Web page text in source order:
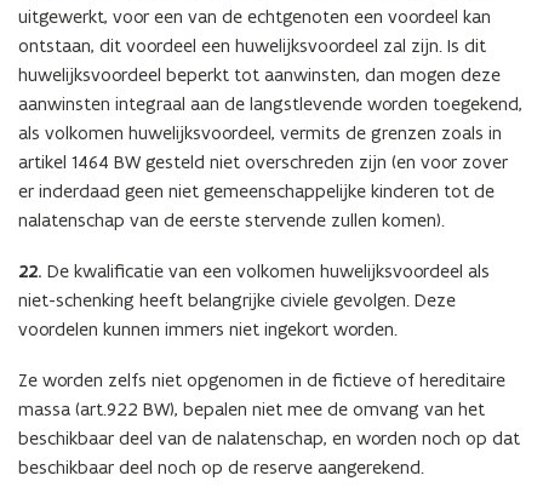
uitgewerkt, voor een van de echtgenoten een voordeel kan
ontstaan, dit voordeel een huwelijksvoordeel zal zijn. Is dit
huwelijksvoordeel beperkt tot aanwinsten, dan mogen deze
aanwinsten integraal aan de langstlevende worden toegekend,
als volkomen huwelijksvoordeel, vermits de grenzen zoals in
artikel 1464 BW gesteld niet overschreden zijn (en voor zover
er inderdaad geen niet gemeenschappelijke kinderen tot de
nalatenschap van de eerste stervende zullen komen).
22. De kwalificatie van een volkomen huwelijksvoordeel als
niet-schenking heeft belangrijke civiele gevolgen. Deze
voordelen kunnen immers niet ingekort worden.
Ze worden zelfs niet opgenomen in de fictieve of hereditaire
massa (art.922 BW), bepalen niet mee de omvang van het
beschikbaar deel van de nalatenschap, en worden noch op dat
beschikbaar deel noch op de reserve aangerekend.